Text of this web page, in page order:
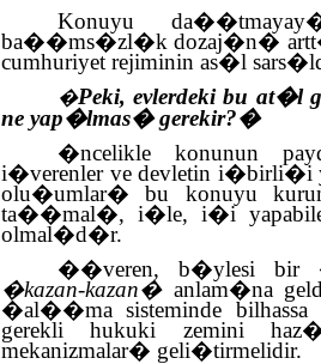
Konuyu
ba��ms�zl�k dozaj�n�
cumhuriyet rejiminin as�l
�Peki, evlerdeki bu
ne yap�lmas� gerekir?�
�ncelikle konunun
i�verenler ve devletin i�birli�i
olu�umlar� bu konuyu
ta��mal�, i�le, i�i
olmal�d�r.
��veren, b�ylesi bir
�kazan-kazan�anlam�na
�al��ma sisteminde
gerekli hukuki zemini
mekanizmalar� geli�tirmelidir.